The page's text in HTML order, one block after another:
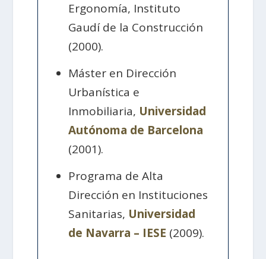
Ergonomía, Instituto
Gaudí de la Construcción
(2000).
Máster en Dirección
Urbanística e
Inmobiliaria, Universidad
Autónoma de Barcelona
(2001).
Programa de Alta
Dirección en Instituciones
Sanitarias, Universidad
de Navarra – IESE (2009).